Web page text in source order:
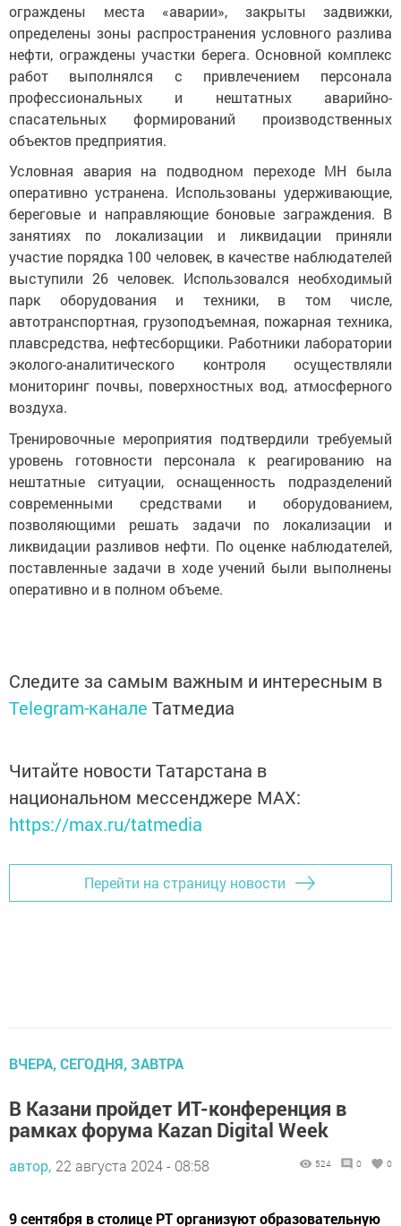
ограждены места «аварии», закрыты задвижки,
определены зоны распространения условного разлива
нефти, ограждены участки берега. Основной комплекс
работ выполнялся с привлечением персонала
профессиональных и нештатных аварийно-
спасательных формирований производственных
объектов предприятия.
Условная авария на подводном переходе МН была
оперативно устранена. Использованы удерживающие,
береговые и направляющие боновые заграждения. В
занятиях по локализации и ликвидации приняли
участие порядка 100 человек, в качестве наблюдателей
выступили 26 человек. Использовался необходимый
парк оборудования и техники, в том числе,
автотранспортная, грузоподъемная, пожарная техника,
плавсредства, нефтесборщики. Работники лаборатории
эколого-аналитического контроля осуществляли
мониторинг почвы, поверхностных вод, атмосферного
воздуха.
Тренировочные мероприятия подтвердили требуемый
уровень готовности персонала к реагированию на
нештатные ситуации, оснащенность подразделений
современными средствами и оборудованием,
позволяющими решать задачи по локализации и
ликвидации разливов нефти. По оценке наблюдателей,
поставленные задачи в ходе учений были выполнены
оперативно и в полном объеме.
Следите за самым важным и интересным в
Telegram-канале Татмедиа
Читайте новости Татарстана в
национальном мессенджере MАХ:
https://max.ru/tatmedia
Перейти на страницу новости
ВЧЕРА, СЕГОДНЯ, ЗАВТРА
В Казани пройдет ИТ-конференция в
рамках форума Kazan Digital Week
автор, 22 августа 2024 - 08:58 524 0 0
9 сентября в столице РТ организуют образовательную